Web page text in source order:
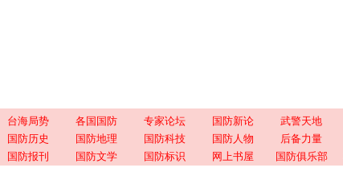
台海局势 各国国防 专家论坛 国防新论 武警天地
国防历史 国防地理 国防科技 国防人物 后备力量
国防报刊 国防文学 国防标识 网上书屋 国防俱乐部